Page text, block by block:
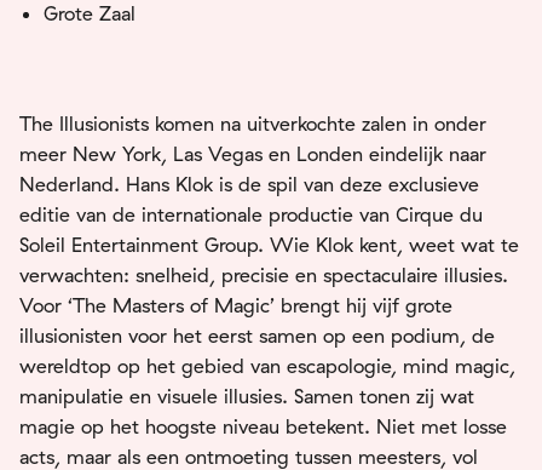
Grote Zaal
The Illusionists komen na uitverkochte zalen in onder
meer New York, Las Vegas en Londen eindelijk naar
Nederland. Hans Klok is de spil van deze exclusieve
editie van de internationale productie van Cirque du
Soleil Entertainment Group. Wie Klok kent, weet wat te
verwachten: snelheid, precisie en spectaculaire illusies.
Voor ‘The Masters of Magic’ brengt hij vijf grote
illusionisten voor het eerst samen op een podium, de
wereldtop op het gebied van escapologie, mind magic,
manipulatie en visuele illusies. Samen tonen zij wat
magie op het hoogste niveau betekent. Niet met losse
acts, maar als een ontmoeting tussen meesters, vol